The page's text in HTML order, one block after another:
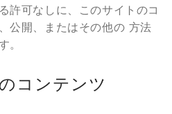
許可なしに、このサイトのコ
公開、またはその他の 方法
。
コンテンツ